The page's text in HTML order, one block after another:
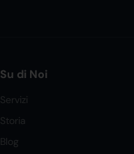
Su di Noi
Servizi
Storia
Blog